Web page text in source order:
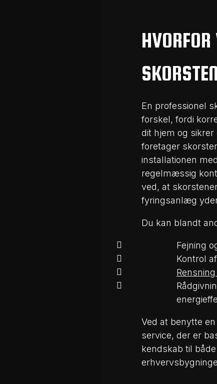
En professionel
forskel, fordi
dit hjem og
foretager
installationen
regelmæssig
ved, at
fyringsanlæg
Du kan blandt
Fejning
Kontrol
Ved at benytte
service, der er
kendskab til